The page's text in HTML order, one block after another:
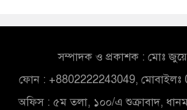
সম্পাদক ও প্রকাশক : মোঃ
ফোন : +8802222243049, মোবাইলঃ
অফিস : ৫ম তলা, ১০০/এ শুক্রাবাদ,